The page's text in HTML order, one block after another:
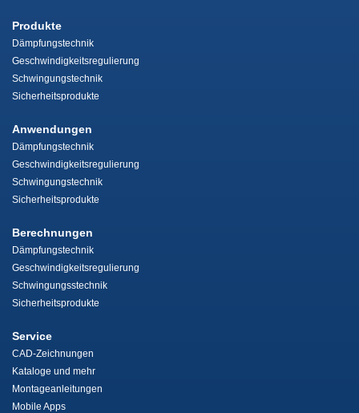
Produkte
Dämpfungstechnik
Geschwindigkeitsregulierung
Schwingungstechnik
Sicherheitsprodukte
Anwendungen
Dämpfungstechnik
Geschwindigkeitsregulierung
Schwingungstechnik
Sicherheitsprodukte
Berechnungen
Dämpfungstechnik
Geschwindigkeitsregulierung
Schwingungsstechnik
Sicherheitsprodukte
Service
CAD-Zeichnungen
Kataloge und mehr
Montageanleitungen
Mobile Apps